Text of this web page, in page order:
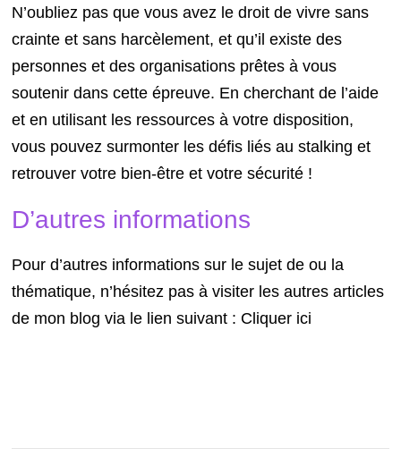
N’oubliez pas que vous avez le droit de vivre sans
crainte et sans harcèlement, et qu’il existe des
personnes et des organisations prêtes à vous
soutenir dans cette épreuve. En cherchant de l’aide
et en utilisant les ressources à votre disposition,
vous pouvez surmonter les défis liés au stalking et
retrouver votre bien-être et votre sécurité !
D’autres informations
Pour d’autres informations sur le sujet de ou la
thématique, n’hésitez pas à visiter les autres articles
de mon blog via le lien suivant : Cliquer ici